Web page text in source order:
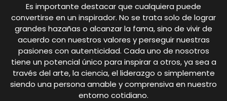
Es importante destacar que cualquiera puede
convertirse en un inspirador. No se trata solo de lograr
grandes hazañas o alcanzar la fama, sino de vivir de
acuerdo con nuestros valores y perseguir nuestras
pasiones con autenticidad. Cada uno de nosotros
tiene un potencial único para inspirar a otros, ya sea a
través del arte, la ciencia, el liderazgo o simplemente
siendo una persona amable y comprensiva en nuestro
entorno cotidiano.